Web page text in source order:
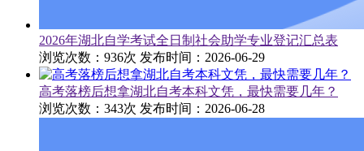
2026年湖北自学考试全日制社会助学专业登记汇总表
浏览次数：936次 发布时间：2026-06-29
高考落榜后想拿湖北自考本科文凭，最快需要几年？
浏览次数：343次 发布时间：2026-06-28